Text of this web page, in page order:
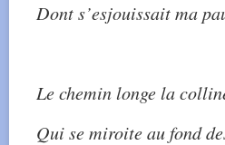
Dont s’esjouissait ma
Le chemin longe la
Qui se miroite au fond